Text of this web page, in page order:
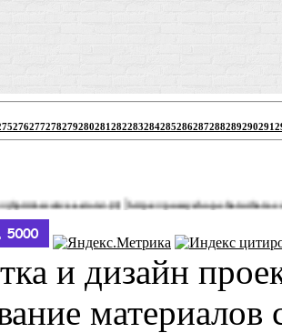
276277278279280281282283284285286287288289290291
(3)|https://pussyshop.chaturbate.com/male-
и дизайн
материалов